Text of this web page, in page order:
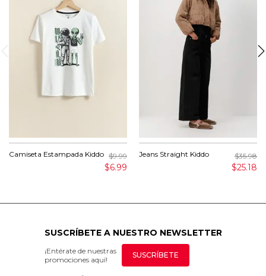
Camiseta Estampada Kiddo $9.99
$6.99
Jeans Straight Kiddo $35.98
$25.18
SUSCRÍBETE A NUESTRO NEWSLETTER
¡Entérate de nuestras
promociones aquí!
SUSCRÍBETE